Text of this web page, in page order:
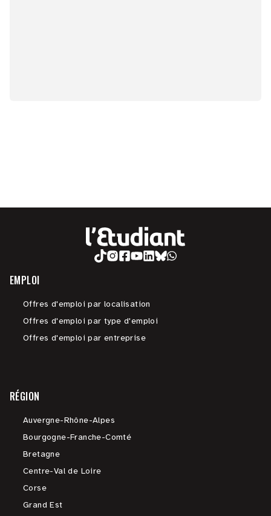
EMPLOI
Offres d'emploi par localisation
Offres d'emploi par type d'emploi
Offres d'emploi par entreprise
RÉGION
Auvergne-Rhône-Alpes
Bourgogne-Franche-Comté
Bretagne
Centre-Val de Loire
Corse
Grand Est